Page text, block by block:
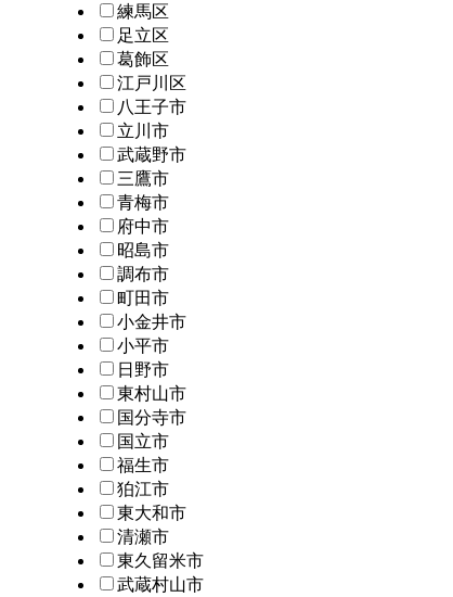
練馬区
足立区
葛飾区
江戸川区
八王子市
立川市
武蔵野市
三鷹市
青梅市
府中市
昭島市
調布市
町田市
小金井市
小平市
日野市
東村山市
国分寺市
国立市
福生市
狛江市
東大和市
清瀬市
東久留米市
武蔵村山市